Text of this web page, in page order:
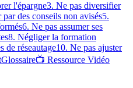
l'épargne3. Ne pas diversifier
des conseils non avisés5.
6. Ne pas assumer ses
8. Négliger la formation
de réseautage10. Ne pas ajuster
Glossaire📺 Ressource Vidéo